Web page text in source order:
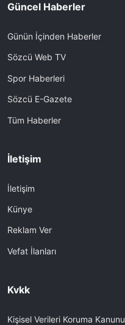
Güncel Haberler
Günün İçinden Haberler
Sözcü Web TV
Spor Haberleri
Sözcü E-Gazete
Tüm Haberler
İletişim
İletişim
Künye
Reklam Ver
Vefat İlanları
Kvkk
Kişisel Verileri Koruma Kanunu